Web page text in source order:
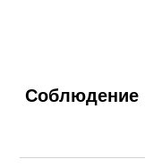
Соблюдение